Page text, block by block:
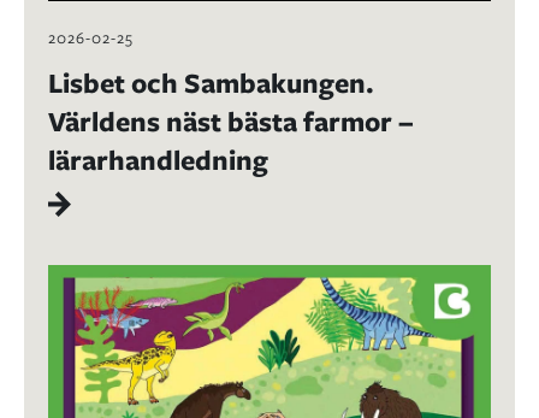
2026-02-25
Lisbet och Sambakungen.
Världens näst bästa farmor –
lärarhandledning